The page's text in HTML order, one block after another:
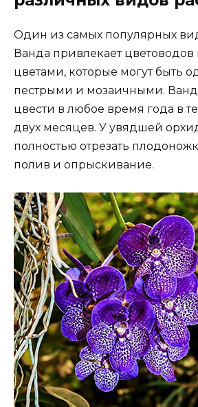
Один из самых популярных
Ванда привлекает
цветами, которые могут быть
пестрыми и мозаичными.
цвести в любое время года в
двух месяцев. У увядшей
полностью отрезать
полив и опрыскивание.